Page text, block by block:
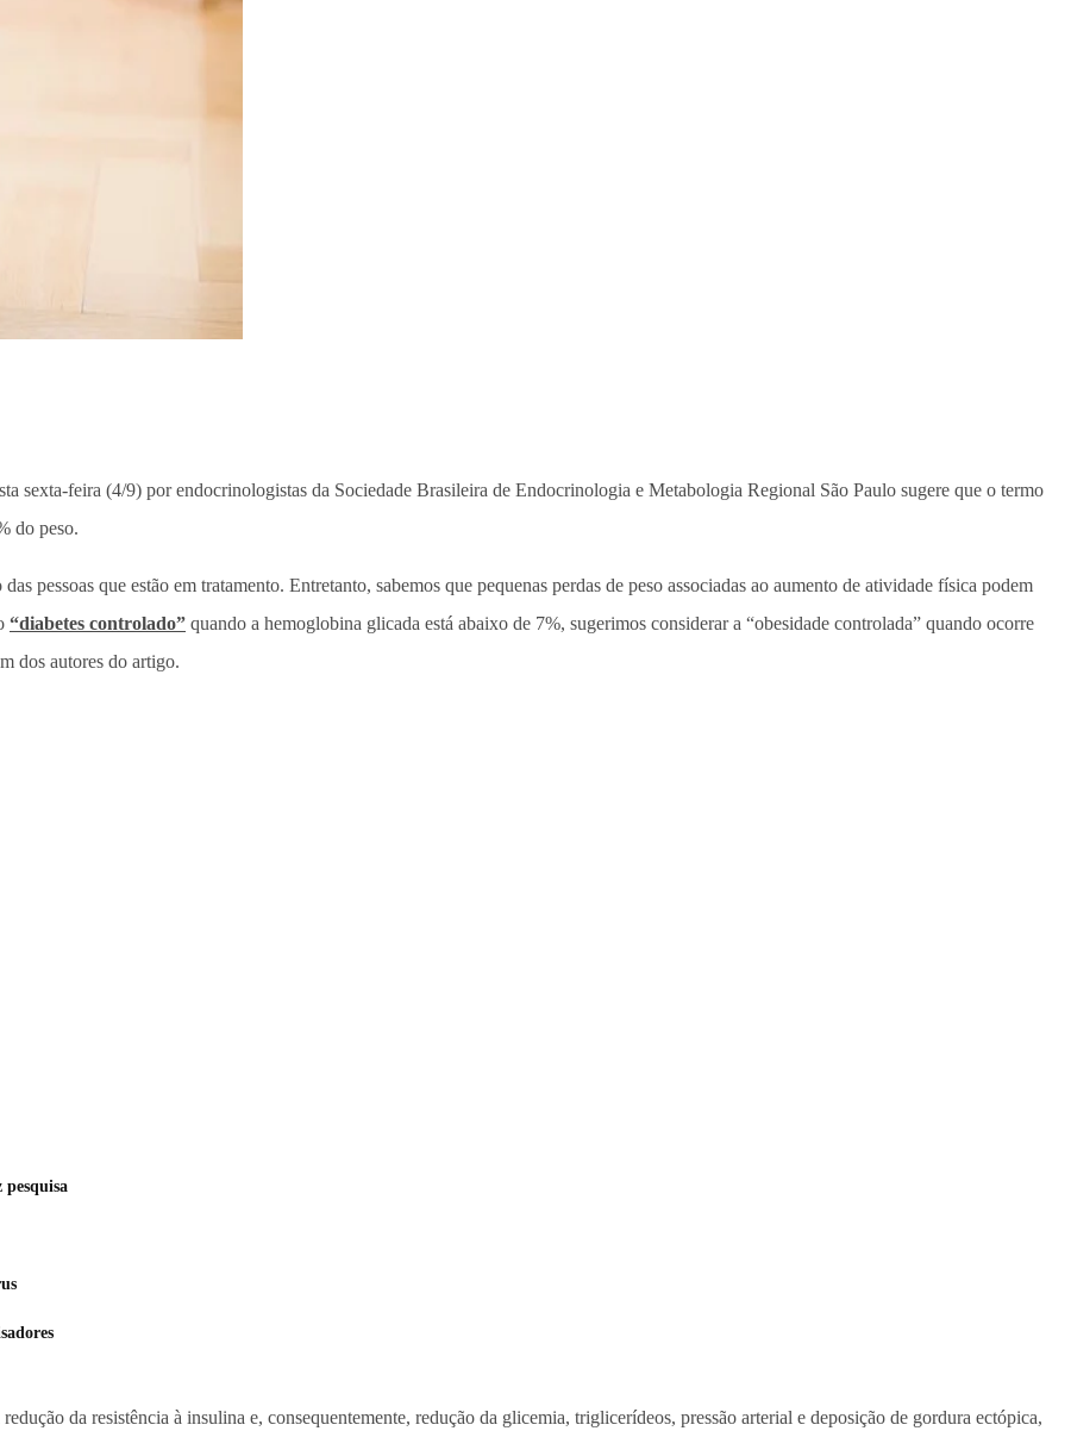
sexta-feira (4/9) por endocrinologistas da Sociedade Brasileira de Endocrinologia e Metabologia Regional São Paulo sugere que o termo
do peso.
pessoas que estão em tratamento. Entretanto, sabemos que pequenas perdas de peso associadas ao aumento de atividade física podem
“diabetes controlado” quando a hemoglobina glicada está abaixo de 7%, sugerimos considerar a “obesidade controlada” quando ocorre
dos autores do artigo.
pesquisa
da resistência à insulina e, consequentemente, redução da glicemia, triglicerídeos, pressão arterial e deposição de gordura ectópica,